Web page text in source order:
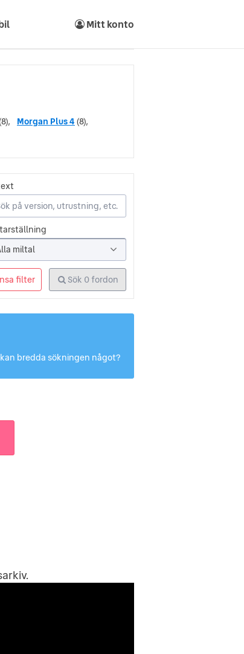
Mitt konto
Morgan Plus 4 (8),
miltal
filter Sök 0 fordon
bredda sökningen något?
.